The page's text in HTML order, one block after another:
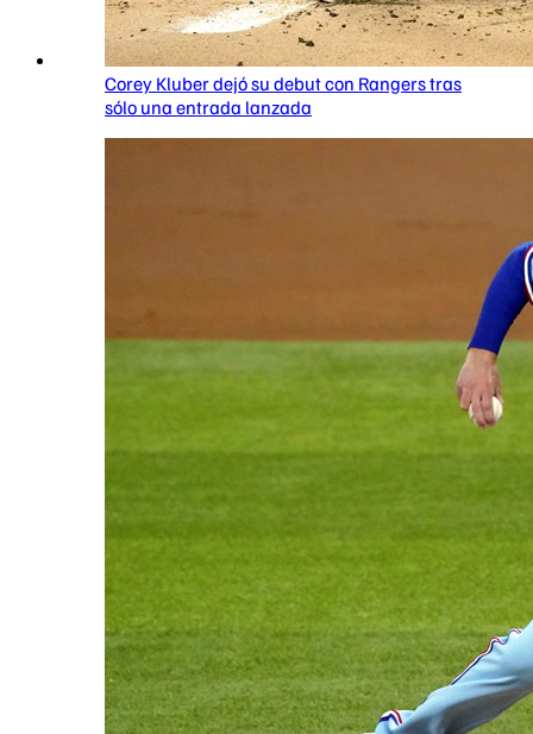
Corey Kluber dejó su debut con Rangers tras
sólo una entrada lanzada